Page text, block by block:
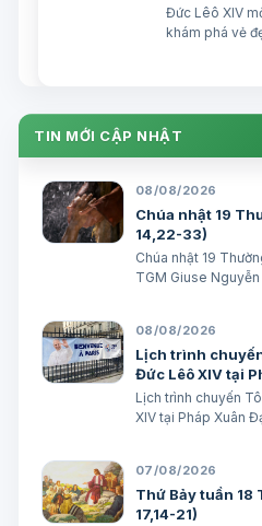
Đức Lêô XIV
khám phá vẻ
do Đức Hồng y
Thánh …
TIN MỚI CẬP NHẬT
08/08/2026
Chúa nhật 19
14,22-33)
Chúa nhật 19
TGM Giuse
08/08/2026
Lịch trình
Đức Lêô XIV tại
Lịch trình chuyến
XIV tại Pháp Xuân
07/08/2026
Thứ Bảy tuần 18
17,14-21)